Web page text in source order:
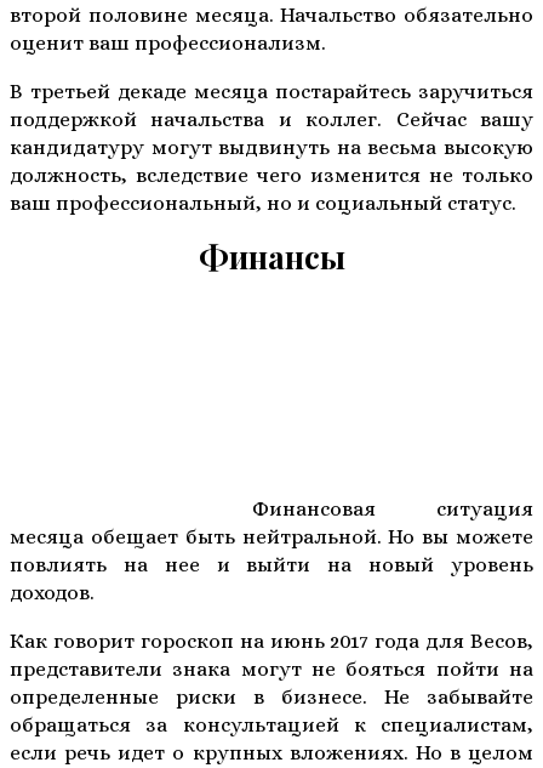
второй половине месяца. Начальство обязательно
оценит ваш профессионализм.
В третьей декаде месяца постарайтесь заручиться
поддержкой начальства и коллег. Сейчас вашу
кандидатуру могут выдвинуть на весьма высокую
должность, вследствие чего изменится не только
ваш профессиональный, но и социальный статус.
Финансы
Финансовая ситуация
месяца обещает быть нейтральной. Но вы можете
повлиять на нее и выйти на новый уровень
доходов.
Как говорит гороскоп на июнь 2017 года для Весов,
представители знака могут не бояться пойти на
определенные риски в бизнесе. Не забывайте
обращаться за консультацией к специалистам,
если речь идет о крупных вложениях. Но в целом